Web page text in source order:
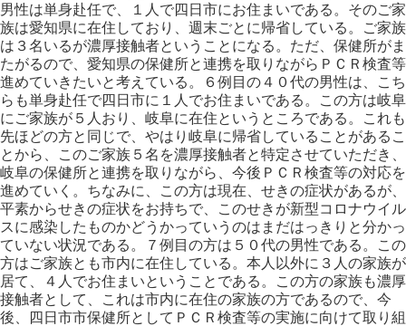
男性は単身赴任で、１人で四日市にお住まいである。そのご家
族は愛知県に在住しており、週末ごとに帰省している。ご家族
は３名いるが濃厚接触者ということになる。ただ、保健所がま
たがるので、愛知県の保健所と連携を取りながらＰＣＲ検査等
進めていきたいと考えている。６例目の４０代の男性は、こち
らも単身赴任で四日市に１人でお住まいである。この方は岐阜
にご家族が５人おり、岐阜に在住というところである。これも
先ほどの方と同じで、やはり岐阜に帰省していることがあるこ
とから、このご家族５名を濃厚接触者と特定させていただき、
岐阜の保健所と連携を取りながら、今後ＰＣＲ検査等の対応を
進めていく。ちなみに、この方は現在、せきの症状があるが、
平素からせきの症状をお持ちで、このせきが新型コロナウイル
スに感染したものかどうかっていうのはまだはっきりと分かっ
ていない状況である。７例目の方は５０代の男性である。この
方はご家族とも市内に在住している。本人以外に３人の家族が
居て、４人でお住まいということである。この方の家族も濃厚
接触者として、これは市内に在住の家族の方であるので、今
後、四日市市保健所としてＰＣＲ検査等の実施に向けて取り組